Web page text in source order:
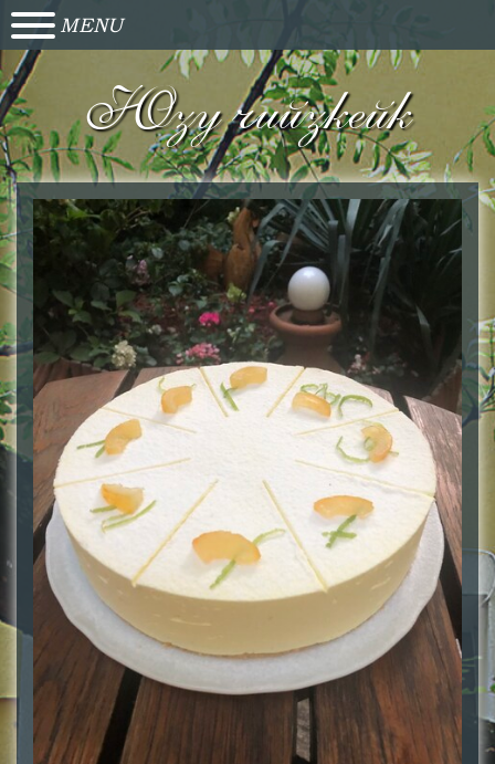
Юзу чийзкейк
MENU